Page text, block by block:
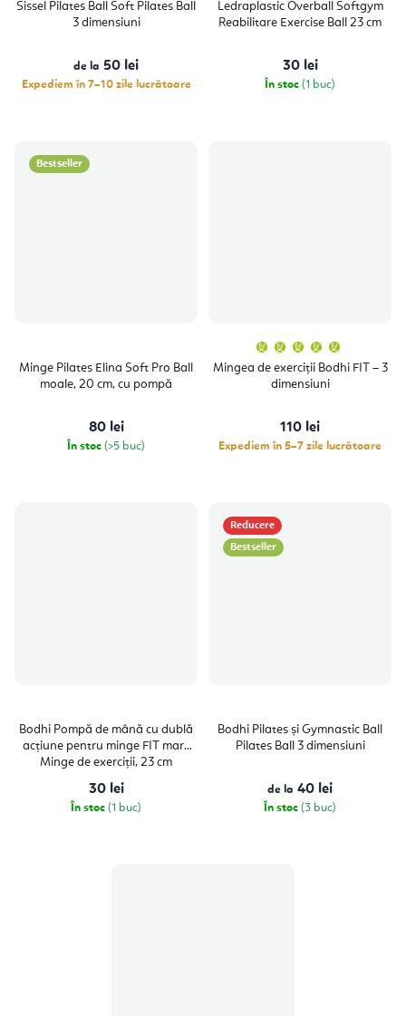
Sissel Pilates Ball Soft Pilates Ball
3 dimensiuni
de la 50 lei
Expediem în 7–10 zile lucrătoare
Ledraplastic Overball Softgym
Reabilitare Exercise Ball 23 cm
30 lei
În stoc (1 buc)
Bestseller
Minge Pilates Elina Soft Pro Ball
moale, 20 cm, cu pompă
80 lei
În stoc (>5 buc)
Mingea de exerciții Bodhi FIT – 3
dimensiuni
a
110 lei
Expediem în 5–7 zile lucrătoare
Bodhi Pompă de mână cu dublă
acțiune pentru minge FIT mare
Minge de exerciții, 23 cm
30 lei
În stoc (1 buc)
Reducere
Bestseller
Bodhi Pilates și Gymnastic Ball
Pilates Ball 3 dimensiuni
de la 40 lei
În stoc (3 buc)